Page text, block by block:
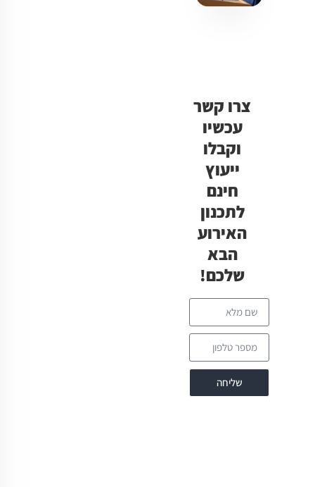
צרו קשר
עכשיו
וקבלו
ייעוץ
חינם
לתכנון
האירוע
הבא
שלכם!
שליחה